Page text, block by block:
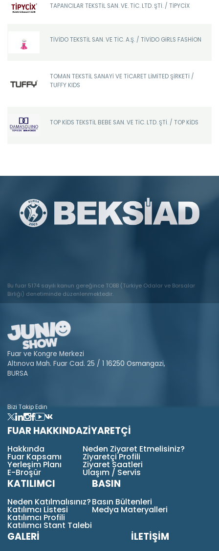
TAPANCILAR TEKSTİL SAN. VE. TİC. LTD. ŞTİ. / TİPYCİX
TİVİDO TEKSTİL SAN. VE TİC. A.Ş. / TİVİDO GİRLS FASHİON
TOMAN TEKSTİL SANAYİ VE TİCARET LİMİTED ŞİRKETİ /
TUFFY KIDS
TOP KİDS TEKSTİL BEBE SAN. VE TİC. LTD. ŞTİ. / TOP KİDS
Bu fuar 5174 sayılı kanun gereğince TOBB (Türkiye Odalar ve Borsalar
Birliği) denetiminde düzenlenmektedir.
Fuar ve Kongre Merkezi
Altınova Mah. Fuar Cad. 25 / 1 16250 Osmangazi,
BURSA
Bizi Takip Edin
FUAR HAKKINDA
Hakkında
Fuar Kapsamı
Yerleşim Planı
E-Broşür
ZİYARETÇİ
Neden Ziyaret Etmelisiniz?
Ziyaretçi Profili
Ziyaret Saatleri
Ulaşım / Servis
KATILIMCI
Neden Katılmalısınız?
Katılımcı Listesi
Katılımcı Profili
Katılımcı Stant Talebi
BASIN
Basın Bültenleri
Medya Materyalleri
GALERİ İLETİŞİM